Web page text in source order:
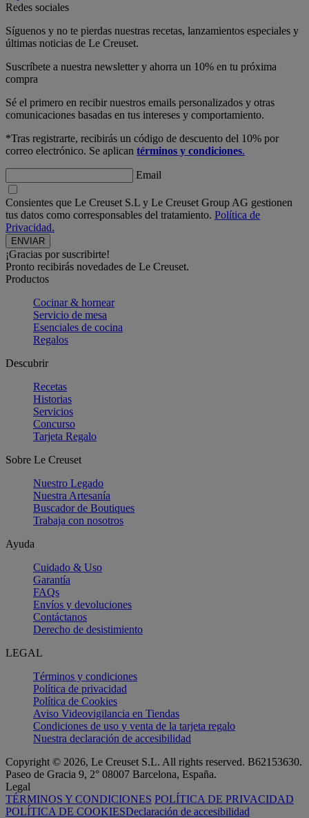
Redes sociales
Síguenos y no te pierdas nuestras recetas, lanzamientos especiales y
últimas noticias de Le Creuset.
Suscríbete a nuestra newsletter y ahorra un 10% en tu próxima
compra
Sé el primero en recibir nuestros emails personalizados y otras
comunicaciones basadas en tus intereses y comportamiento.
*Tras registrarte, recibirás un código de descuento del 10% por
correo electrónico. Se aplican términos y condiciones.
Email
Consientes que Le Creuset S.L y Le Creuset Group AG gestionen
tus datos como corresponsables del tratamiento. Política de
Privacidad.
¡Gracias por suscribirte!
Pronto recibirás novedades de Le Creuset.
Productos
Cocinar & hornear
Servicio de mesa
Esenciales de cocina
Regalos
Descubrir
Recetas
Historias
Servicios
Concurso
Tarjeta Regalo
Sobre Le Creuset
Nuestro Legado
Nuestra Artesanía
Buscador de Boutiques
Trabaja con nosotros
Ayuda
Cuidado & Uso
Garantía
FAQs
Envíos y devoluciones
Contáctanos
Derecho de desistimiento
LEGAL
Términos y condiciones
Política de privacidad
Política de Cookies
Aviso Videovigilancia en Tiendas
Condiciones de uso y venta de la tarjeta regalo
Nuestra declaración de accesibilidad
Copyright © 2026, Le Creuset S.L. All rights reserved. B62153630.
Paseo de Gracia 9, 2° 08007 Barcelona, España.
Legal
TÉRMINOS Y CONDICIONES POLÍTICA DE PRIVACIDAD
POLÍTICA DE COOKIESDeclaración de accesibilidad